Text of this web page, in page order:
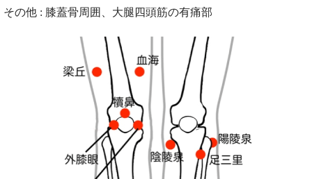
その他 : 膝蓋骨周囲、大腿四頭筋の有痛部